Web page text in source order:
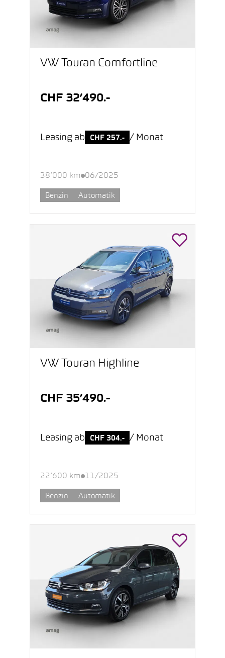
VW Touran Comfortline
CHF 32’490.-
Leasing ab CHF 257.- / Monat
38’000 km 06/2025
Benzin Automatik
VW Touran Highline
CHF 35’490.-
Leasing ab CHF 304.- / Monat
22’600 km 11/2025
Benzin Automatik